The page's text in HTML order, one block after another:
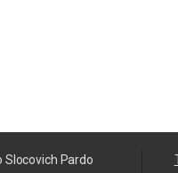
Slocovich Pardo